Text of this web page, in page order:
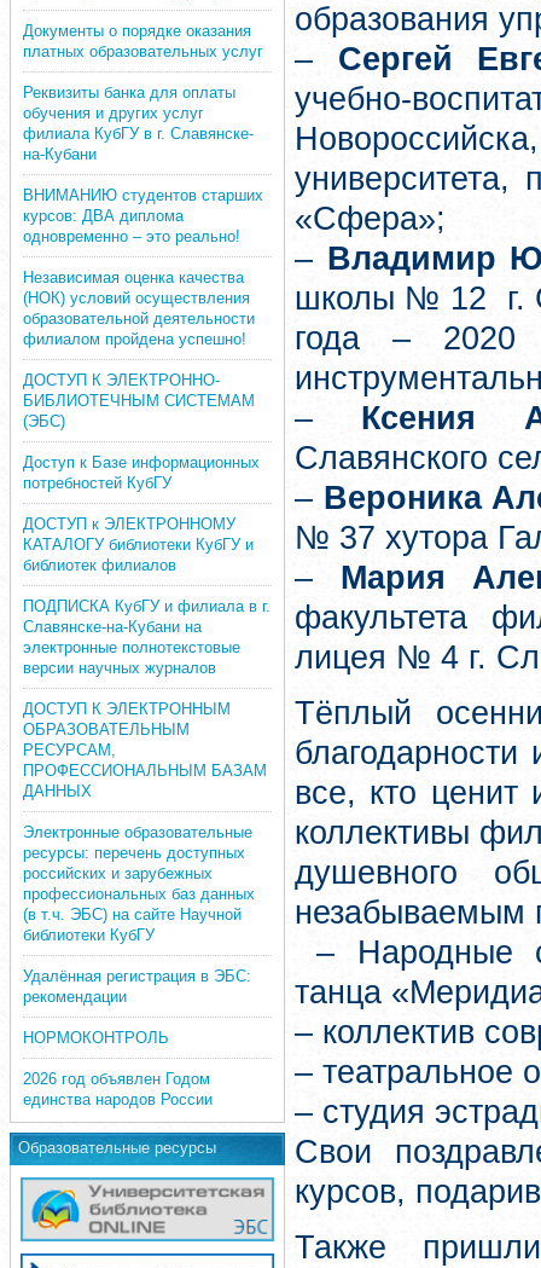
Документы о порядке оказания
платных образовательных услуг
Реквизиты банка для оплаты
обучения и других услуг
филиала КубГУ в г. Славянске-
на-Кубани
ВНИМАНИЮ студентов старших
курсов: ДВА диплома
одновременно – это реально!
Независимая оценка качества
(НОК) условий осуществления
образовательной деятельности
филиалом пройдена успешно!
ДОСТУП К ЭЛЕКТРОННО-
БИБЛИОТЕЧНЫМ СИСТЕМАМ
(ЭБС)
Доступ к Базе информационных
потребностей КубГУ
ДОСТУП к ЭЛЕКТРОННОМУ
КАТАЛОГУ библиотеки КубГУ и
библиотек филиалов
ПОДПИСКА КубГУ и филиала в г.
Славянске-на-Кубани на
электронные полнотекстовые
версии научных журналов
ДОСТУП К ЭЛЕКТРОННЫМ
ОБРАЗОВАТЕЛЬНЫМ
РЕСУРСАМ,
ПРОФЕССИОНАЛЬНЫМ БАЗАМ
ДАННЫХ
Электронные образовательные
ресурсы: перечень доступных
российских и зарубежных
профессиональных баз данных
(в т.ч. ЭБС) на сайте Научной
библиотеки КубГУ
Удалённая регистрация в ЭБС:
рекомендации
НОРМОКОНТРОЛЬ
2026 год объявлен Годом
единства народов России
Образовательные ресурсы
образования
– Сергей
учебно-
университета,
«Сфера»;
– Владимир
школы № 12 г.
года – 2020
– Ксения
Славянского
– Вероника
№ 37 хутора
– Мария
факультета
лицея № 4 г.
Тёплый
все, кто ценит
коллективы
душевного
незабываемым
– Народные
танца
– коллектив
– театральное
– студия
Свои
курсов,
Также